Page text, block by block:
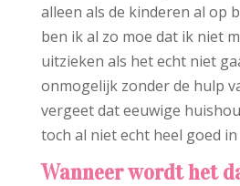
alleen als de kinderen al op
ben ik al zo moe dat ik niet
uitzieken als het echt niet
onmogelijk zonder de hulp
vergeet dat eeuwige
toch al niet echt heel goed in
Wanneer wordt het